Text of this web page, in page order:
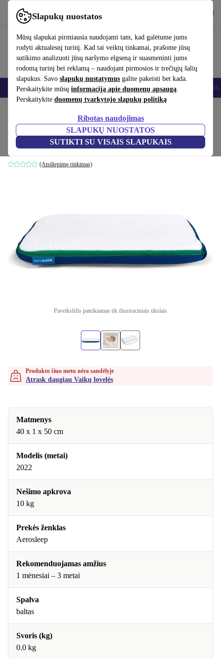
Slapukų nuostatos
Mūsų slapukai pirmiausia naudojami tam, kad galėtume jums
rodyti aktualesnį turinį. Kad tai veiktų tinkamai, prašome jūsų
sutikimo analizuoti jūsų naršymo elgseną ir suasmeninti jums
rodomą turinį bei reklamą – naudojant pirmosios ir trečiųjų šalių
slapukus. Savo slapukų nustatymus galite pakeisti bet kada.
Perskaitykite mūsų informaciją apie duomenų apsaugą.
Perskaitykite duomenų tvarkytojo slapukų politiką
Ribotas naudojimas
SLAPUKŲ NUOSTATOS
SUTIKTI SU VISAIS SLAPUKAIS
Naudok refurbed greitai ir paprastai
Išmanieji telefonai Nešiojamieji kompiuteriai Planšetės Išmanieji
AeroSleep SafeSleep 3D vaikiška pagalvė
baltas
(Atsiliepimų rinkimas)
Paveikslėlis pateikiamas tik iliustraciniais tikslais
Produkto šiuo metu nėra sandėlyje
Atrask daugiau Vaikų lovelės
Matmenys
40 x 1 x 50 cm
Modelis (metai)
2022
Nešimo apkrova
10 kg
Prekės ženklas
Aerosleep
Rekomenduojamas amžius
1 mėnesiai – 3 metai
Spalva
baltas
Svoris (kg)
0.0 kg